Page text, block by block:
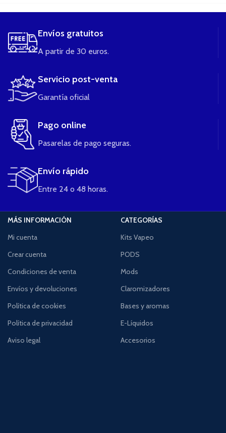
Envíos gratuitos
A partir de 30 euros.
Servicio post-venta
Garantía oficial
Pago online
Pasarelas de pago seguras.
Envío rápido
Entre 24 o 48 horas.
MÁS INFORMACIÓN
Mi cuenta
Crear cuenta
Condiciones de venta
Envíos y devoluciones
Política de cookies
Política de privacidad
Aviso legal
CATEGORÍAS
Kits Vapeo
PODS
Mods
Claromizadores
Bases y aromas
E-Líquidos
Accesorios